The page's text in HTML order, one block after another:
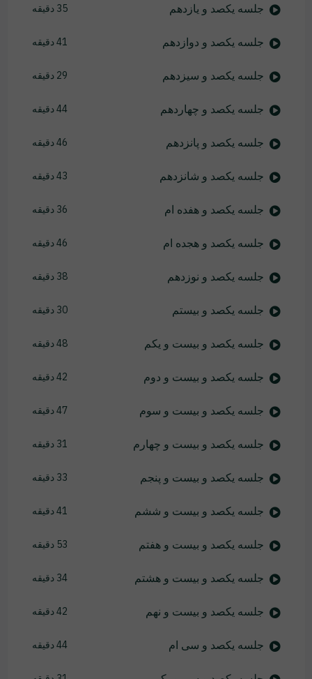
جلسه یکصد و یازدهم 35 دقیقه
جلسه یکصد و دوازدهم 41 دقیقه
جلسه یکصد و سیزدهم 29 دقیقه
جلسه یکصد و چهاردهم 44 دقیقه
جلسه یکصد و پانزدهم 46 دقیقه
جلسه یکصد و شانزدهم 43 دقیقه
جلسه یکصد و هفده ام 36 دقیقه
جلسه یکصد و هجده ام 46 دقیقه
جلسه یکصد و نوزدهم 38 دقیقه
جلسه یکصد و بیستم 30 دقیقه
جلسه یکصد و بیست و یکم 48 دقیقه
جلسه یکصد و بیست و دوم 42 دقیقه
جلسه یکصد و بیست و سوم 47 دقیقه
جلسه یکصد و بیست و چهارم 31 دقیقه
جلسه یکصد و بیست و پنجم 33 دقیقه
جلسه یکصد و بیست و ششم 41 دقیقه
جلسه یکصد و بیست و هفتم 53 دقیقه
جلسه یکصد و بیست و هشتم 34 دقیقه
جلسه یکصد و بیست و نهم 42 دقیقه
جلسه یکصد و سی ام 44 دقیقه